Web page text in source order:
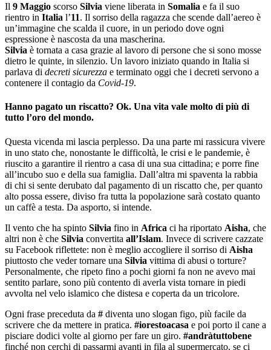
Il 9 Maggio scorso Silvia viene liberata in Somalia e fa il suo
rientro in Italia l’11. Il sorriso della ragazza che scende dall’aereo è
un’immagine che scalda il cuore, in un periodo dove ogni
espressione è nascosta da una mascherina.
Silvia è tornata a casa grazie al lavoro di persone che si sono mosse
dietro le quinte, in silenzio. Un lavoro iniziato quando in Italia si
parlava di decreti sicurezza e terminato oggi che i decreti servono a
contenere il contagio da Covid-19.
Hanno pagato un riscatto? Ok. Una vita vale molto di più di
tutto l’oro del mondo.
Questa vicenda mi lascia perplesso. Da una parte mi rassicura vivere
in uno stato che, nonostante le difficoltà, le crisi e le pandemie, è
riuscito a garantire il rientro a casa di una sua cittadina; e porre fine
all’incubo suo e della sua famiglia. Dall’altra mi spaventa la rabbia
di chi si sente derubato dal pagamento di un riscatto che, per quanto
alto possa essere, diviso fra tutta la popolazione sarà costato quanto
un caffè a testa. Da asporto, si intende.
Il vento che ha spinto Silvia fino in Africa ci ha riportato Aisha, che
altri non è che Silvia convertita all’Islam. Invece di scrivere cazzate
su Facebook riflettete: non è meglio accogliere il sorriso di Aisha
piuttosto che veder tornare una Silvia vittima di abusi o torture?
Personalmente, che ripeto fino a pochi giorni fa non ne avevo mai
sentito parlare, sono più contento di averla vista tornare in piedi
avvolta nel velo islamico che distesa e coperta da un tricolore.
Ogni frase preceduta da # diventa uno slogan figo, più facile da
scrivere che da mettere in pratica. #iorestoacasa e poi porto il cane a
pisciare dodici volte al giorno per fare un giro. #andràtuttobene
finché non cerchi di passarmi avanti in fila al supermercato, se ci